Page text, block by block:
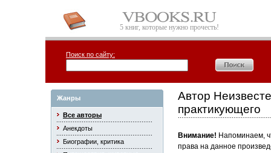
5 книг, которые нужно прочесть!
Поиск по сайту:
Жанры
Все авторы
Анекдоты
Биографии, критика
Автор
практикующего
Внимание! Напоминаем,
права на данное